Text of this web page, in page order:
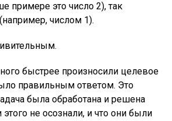
примере это число 2), так
числом 1).
быстрее произносили целевое
правильным ответом. Это
была обработана и решена
не осознали, и что они были